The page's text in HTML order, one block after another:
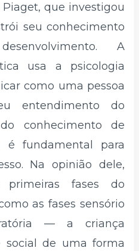
que investigou
seu conhecimento
A
usa a psicologia
como uma pessoa
entendimento do
conhecimento de
é fundamental para
Na opinião dele,
primeiras fases do
as fases sensório
— a criança
social de uma forma